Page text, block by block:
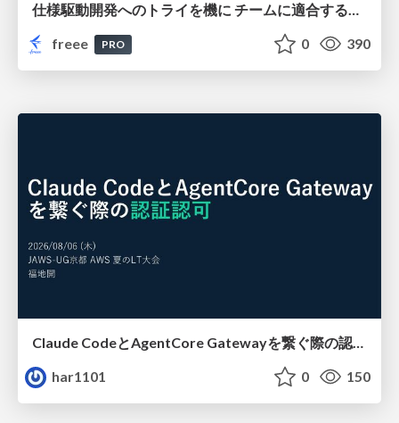
仕様駆動開発へのトライを機に チームに適合する手法を模索し続けている話
freee
PRO 0 390
har1101
0 150